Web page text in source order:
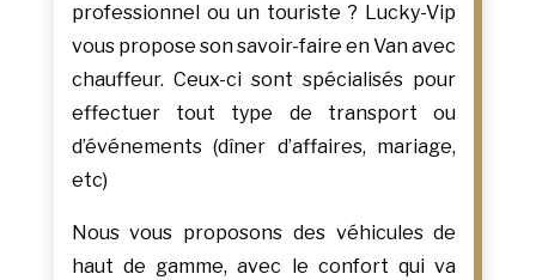
professionnel ou un touriste ? Lucky-Vip
vous propose son savoir-faire en Van avec
chauffeur. Ceux-ci sont spécialisés pour
effectuer tout type de transport ou
d’événements (dîner d’affaires, mariage,
etc)
Nous vous proposons des véhicules de
haut de gamme, avec le confort qui va